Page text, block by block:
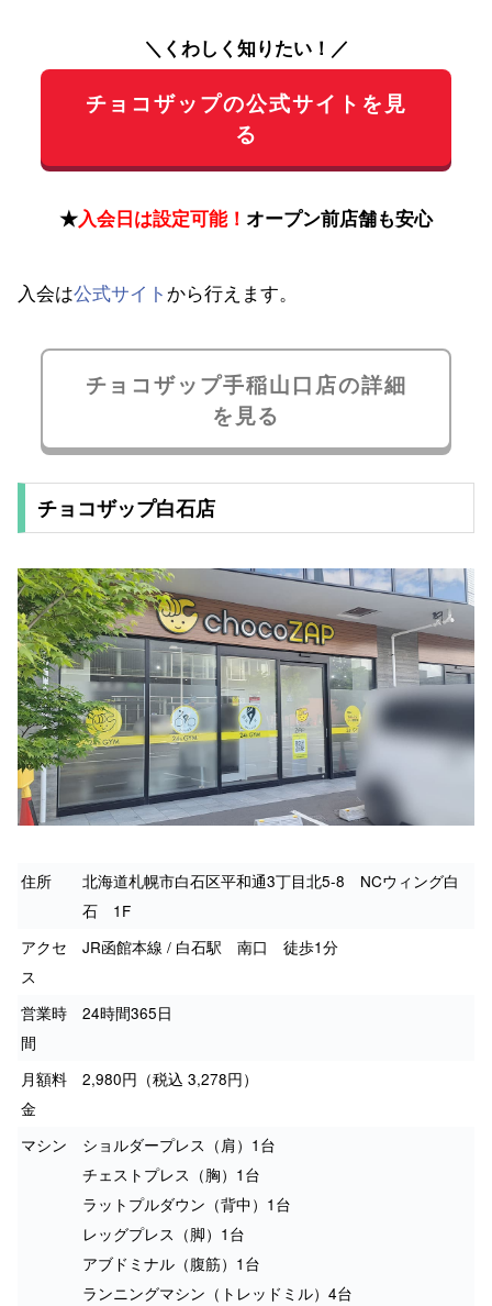
＼くわしく知りたい！／
チョコザップの公式サイトを見
る
★入会日は設定可能！ オープン前店舗も安心
入会は公式サイト から行えます。
チョコザップ手稲山口店の詳細
を見る
チョコザップ白石店
住所
北海道札幌市白石区平和通3丁目北5-8 NCウィング白
石 1F
アクセ
ス
JR函館本線 / 白石駅 南口 徒歩1分
営業時
間
24時間365日
月額料
金
2,980円（税込 3,278円）
マシン
ショルダープレス（肩）1台
チェストプレス（胸）1台
ラットプルダウン（背中）1台
レッグプレス（脚）1台
アブドミナル（腹筋）1台
ランニングマシン（トレッドミル）4台